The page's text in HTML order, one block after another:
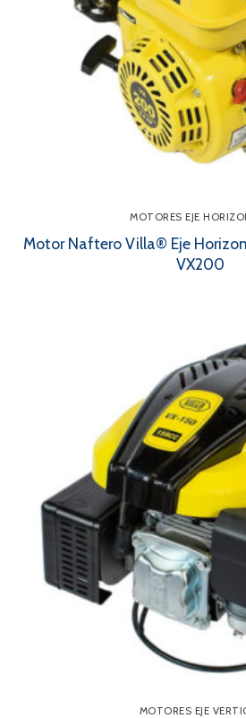
MOTORES EJE
Motor Naftero Villa® Eje
VX200
MOTORES EJE